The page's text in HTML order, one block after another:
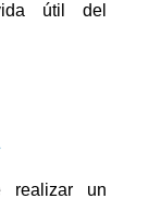
útil del
realizar un